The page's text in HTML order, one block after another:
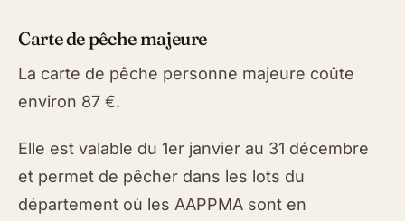
Carte de pêche majeure
La carte de pêche personne majeure coûte
environ 87 €.
Elle est valable du 1er janvier au 31 décembre
et permet de pêcher dans les lots du
département où les AAPPMA sont en